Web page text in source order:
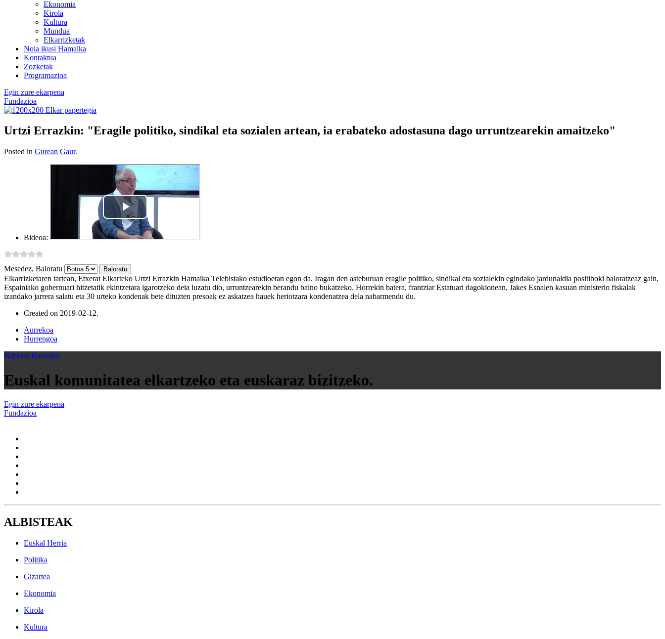
Ekonomia
Kirola
Kultura
Mundua
Elkarrizketak
Nola ikusi Hamaika
Kontaktua
Zozketak
Programazioa
Egin zure ekarpena
Fundazioa
Urtzi Errazkin: "Eragile politiko, sindikal eta sozialen artean, ia erabateko adostasuna dago urruntzearekin amaitzeko"
Posted in Gurean Gaur.
Bideoa:
Mesedez, Baloratu
Elkarrizketaren tartean, Etxerat Elkarteko Urtzi Errazkin Hamaika Telebistako estudioetan egon da. Iragan den asteburuan eragile politiko, sindikal eta sozialekin egindako jardunaldia positiboki baloratzeaz gain,
Espainiako gobernuari hitzetatik ekintzetara igarotzeko deia luzatu dio, urruntzearekin berandu baino bukatzeko. Horrekin batera, frantziar Estatuari dagokionean, Jakes Esnalen kasuan ministerio fiskalak
izandako jarrera salatu eta 30 urteko kondenak bete dituzten presoak ez askatzea hauek heriotzara kondenatzea dela nabarmendu du.
Created on 2019-02-12.
Aurrekoa
Hurrengoa
Babestu Hamaika
Euskal komunitatea elkartzeko eta euskaraz bizitzeko.
Egin zure ekarpena
Fundazioa
ALBISTEAK
Euskal Herria
Politika
Gizartea
Ekonomia
Kirola
Kultura